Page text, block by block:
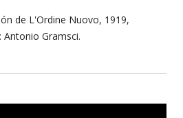
de L'Ordine Nuovo, 1919,
Antonio Gramsci.